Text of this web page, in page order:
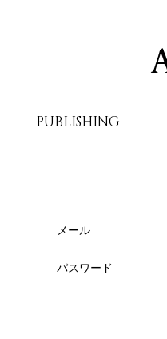
PUBLISHING
メール
パスワード